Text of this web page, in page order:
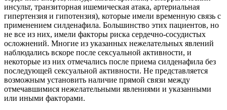
инсульт, транзиторная ишемическая атака, артериальная
гипертензия и гипотензия), которые имели временную связь с
применением силденафила. Большинство этих пациентов, но
не все из них, имели факторы риска сердечно-сосудистых
осложнений. Многие из указанных нежелательных явлений
наблюдались вскоре после сексуальной активности, и
некоторые из них отмечались после приема силденафила без
последующей сексуальной активности. Не представляется
возможным установить наличие прямой связи между
отмечавшимися нежелательными явлениями и указанными
или иными факторами.